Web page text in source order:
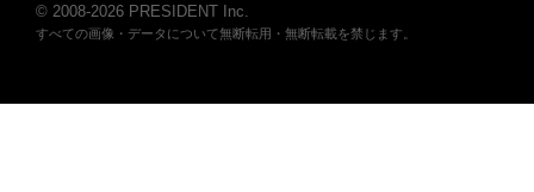
© 2008-2026 PRESIDENT Inc.
すべての画像・データについて無断転用・無断転載を禁じます。